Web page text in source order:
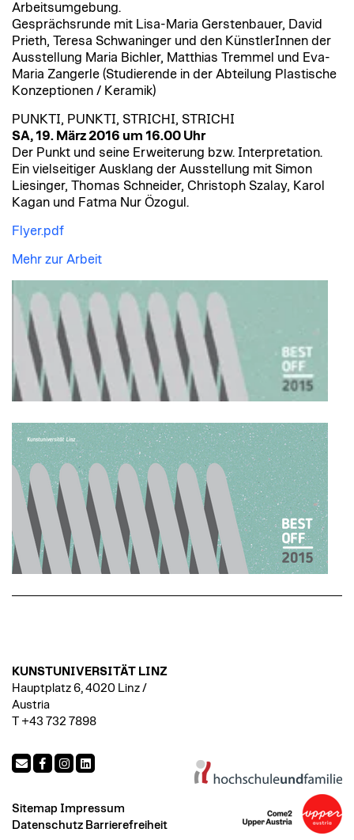
Arbeitsumgebung.
Gesprächsrunde mit Lisa-Maria Gerstenbauer, David
Prieth, Teresa Schwaninger und den KünstlerInnen der
Ausstellung Maria Bichler, Matthias Tremmel und Eva-
Maria Zangerle (Studierende in der Abteilung Plastische
Konzeptionen / Keramik)
PUNKTI, PUNKTI, STRICHI, STRICHI
SA, 19. März 2016 um 16.00 Uhr
Der Punkt und seine Erweiterung bzw. Interpretation.
Ein vielseitiger Ausklang der Ausstellung mit Simon
Liesinger, Thomas Schneider, Christoph Szalay, Karol
Kagan und Fatma Nur Özogul.
Flyer.pdf
Mehr zur Arbeit
KUNSTUNIVERSITÄT LINZ
Hauptplatz 6, 4020 Linz /
Austria
T +43 732 7898
Sitemap Impressum
Datenschutz Barrierefreiheit